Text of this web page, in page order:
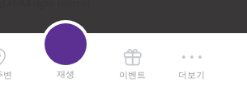
변 재생 이벤트 더보기